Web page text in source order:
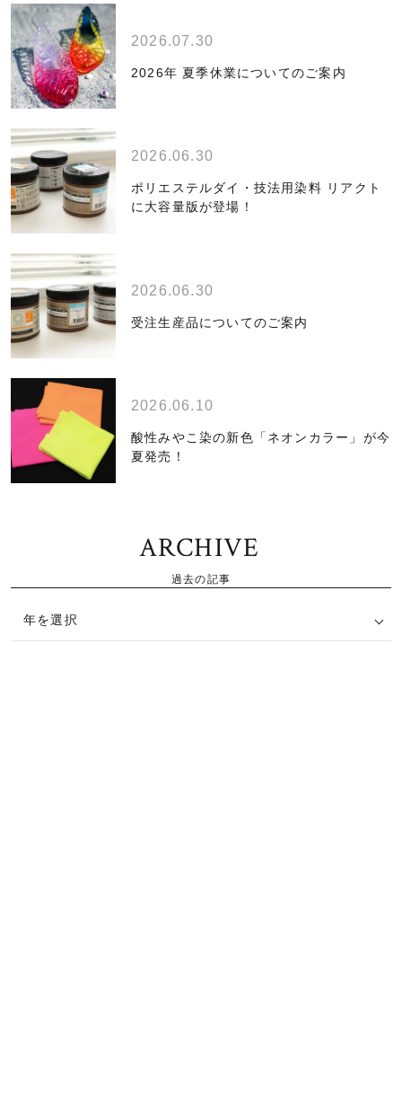
2026.07.30
2026年 夏季休業についてのご案内
2026.06.30
ポリエステルダイ・技法用染料 リアクト
に大容量版が登場！
2026.06.30
受注生産品についてのご案内
2026.06.10
酸性みやこ染の新色「ネオンカラー」が今
夏発売！
ARCHIVE
過去の記事
年を選択